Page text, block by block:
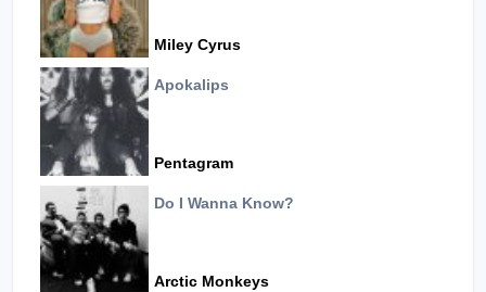
Miley Cyrus
Apokalips
Pentagram
Do I Wanna Know?
Arctic Monkeys